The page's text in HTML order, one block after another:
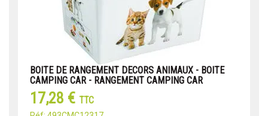
BOITE DE RANGEMENT DECORS ANIMAUX - BOITE
CAMPING CAR - RANGEMENT CAMPING CAR
17,28 € TTC